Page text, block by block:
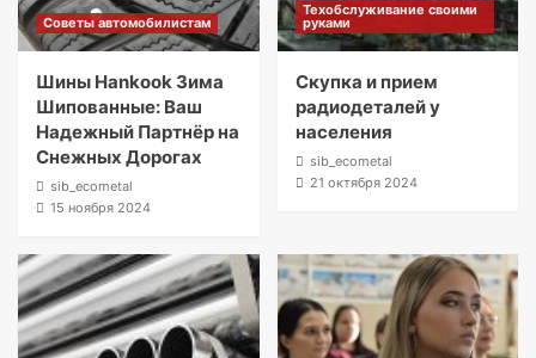
Советы автомобилистам
Шины Hankook Зима
Шипованные: Ваш
Надежный Партнёр на
Снежных Дорогах
sib_ecometal
15 ноября 2024
Техобслуживание своими
руками
Скупка и прием
радиодеталей у
населения
sib_ecometal
21 октября 2024